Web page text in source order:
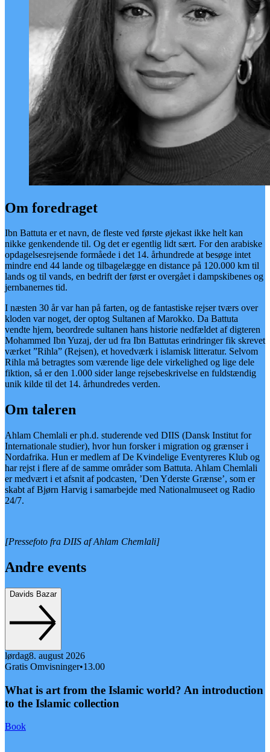
Om foredraget
Ibn Battuta er et navn, de fleste ved første øjekast ikke helt kan
nikke genkendende til. Og det er egentlig lidt sært. For den arabiske
opdagelsesrejsende formåede i det 14. århundrede at besøge intet
mindre end 44 lande og tilbagelægge en distance på 120.000 km til
lands og til vands, en bedrift der først er overgået i dampskibenes og
jernbanernes tid.
I næsten 30 år var han på farten, og de fantastiske rejser tværs over
kloden var noget, der optog Sultanen af Marokko. Da Battuta
vendte hjem, beordrede sultanen hans historie nedfældet af digteren
Mohammed Ibn Yuzaj, der ud fra Ibn Battutas erindringer fik skrevet
værket ”Rihla” (Rejsen), et hovedværk i islamisk litteratur. Selvom
Rihla må betragtes som værende lige dele virkelighed og lige dele
fiktion, så er den 1.000 sider lange rejsebeskrivelse en fuldstændig
unik kilde til det 14. århundredes verden.
Om taleren
Ahlam Chemlali er ph.d. studerende ved DIIS (Dansk Institut for
Internationale studier), hvor hun forsker i migration og grænser i
Nordafrika. Hun er medlem af De Kvindelige Eventyreres Klub og
har rejst i flere af de samme områder som Battuta. Ahlam Chemlali
er medvært i et afsnit af podcasten, ’Den Yderste Grænse’, som er
skabt af Bjørn Harvig i samarbejde med Nationalmuseet og Radio
24/7.
[Pressefoto fra DIIS af Ahlam Chemlali]
Andre events
Davids Bazar
lørdag8. august 2026
Gratis Omvisninger•13.00
What is art from the Islamic world? An introduction
to the Islamic collection
Book